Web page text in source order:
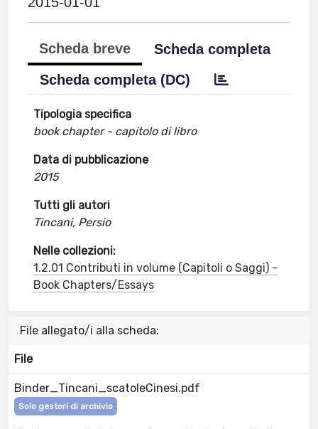
Scheda breve
Scheda completa
Scheda completa (DC)
Tipologia specifica
book chapter - capitolo di libro
Data di pubblicazione
2015
Tutti gli autori
Tincani, Persio
Nelle collezioni:
1.2.01 Contributi in volume (Capitoli o Saggi) -
Book Chapters/Essays
File allegato/i alla scheda:
File
Binder_Tincani_scatoleCinesi.pdf
Solo gestori di archivio